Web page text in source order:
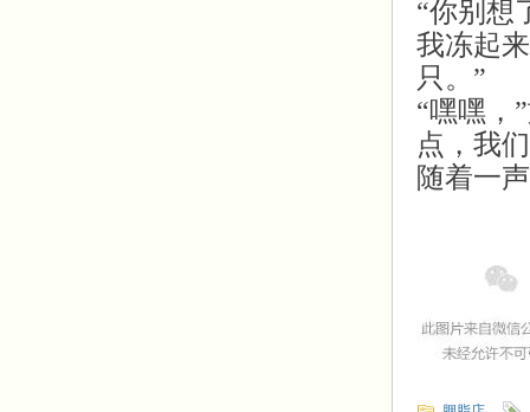
“你别想
我冻起
只。”
“嘿嘿，
点，我
随着一